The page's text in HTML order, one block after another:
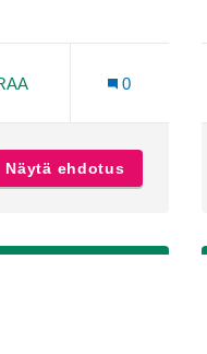
Turku
KUNTOILU,
0
Näytä ehdotus